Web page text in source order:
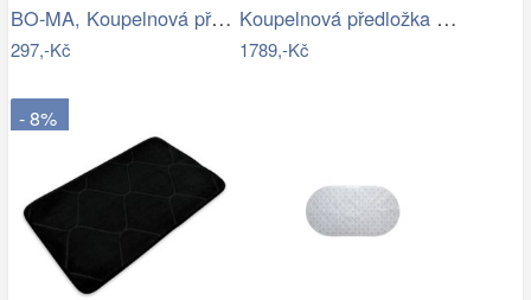
BO-MA, Koupelnová předložka Rabbit New…
297,-Kč
Koupelnová předložka MAGMA
1789,-Kč
- 8%